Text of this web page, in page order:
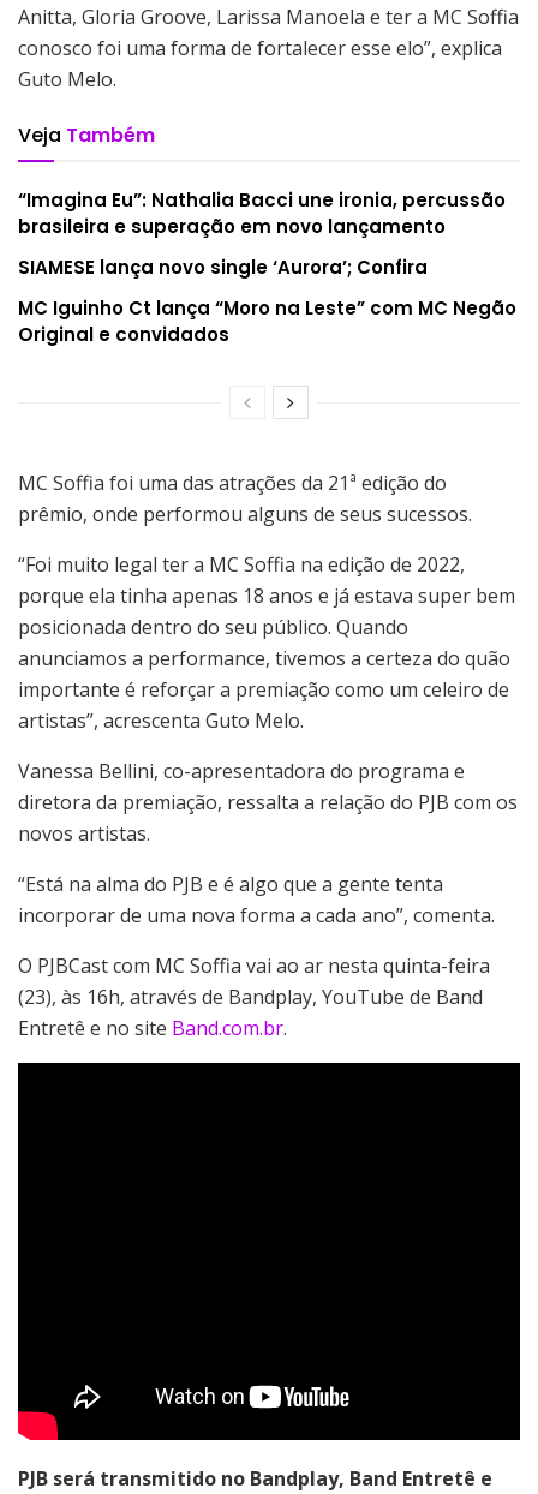
Anitta, Gloria Groove, Larissa Manoela e ter a MC Soffia
conosco foi uma forma de fortalecer esse elo”, explica
Guto Melo.
Veja Também
“Imagina Eu”: Nathalia Bacci une ironia, percussão
brasileira e superação em novo lançamento
SIAMESE lança novo single ‘Aurora’; Confira
MC Iguinho Ct lança “Moro na Leste” com MC Negão
Original e convidados
MC Soffia foi uma das atrações da 21ª edição do
prêmio, onde performou alguns de seus sucessos.
“Foi muito legal ter a MC Soffia na edição de 2022,
porque ela tinha apenas 18 anos e já estava super bem
posicionada dentro do seu público. Quando
anunciamos a performance, tivemos a certeza do quão
importante é reforçar a premiação como um celeiro de
artistas”, acrescenta Guto Melo.
Vanessa Bellini, co-apresentadora do programa e
diretora da premiação, ressalta a relação do PJB com os
novos artistas.
“Está na alma do PJB e é algo que a gente tenta
incorporar de uma nova forma a cada ano”, comenta.
O PJBCast com MC Soffia vai ao ar nesta quinta-feira
(23), às 16h, através de Bandplay, YouTube de Band
Entretê e no site Band.com.br.
PJB será transmitido no Bandplay, Band Entretê e